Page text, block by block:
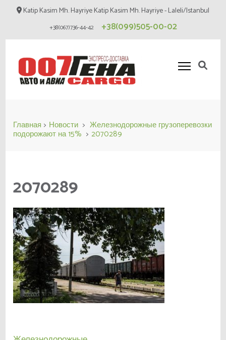
Перейти
содержимому
Enter)
Katip Kasim Mh. Hayriye Katip Kasim Mh. Hayriye - Laleli/Istanbul
+38(067)736-44-42 +38(099)505-00-02
Главная > Новости > Железнодорожные грузоперевозки
подорожают на 15% > 2070289
2070289